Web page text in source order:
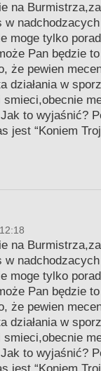
na
w
moge tylko
Pan będzie to
że pewien
działania w
Jak to wyjaśnić?
jest “Koniem
na
w
moge tylko
Pan będzie to
że pewien
działania w
Jak to wyjaśnić?